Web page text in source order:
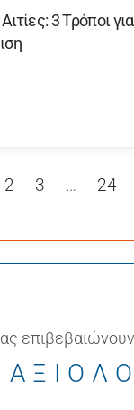
3 Τρόποι για
2 3 … 24